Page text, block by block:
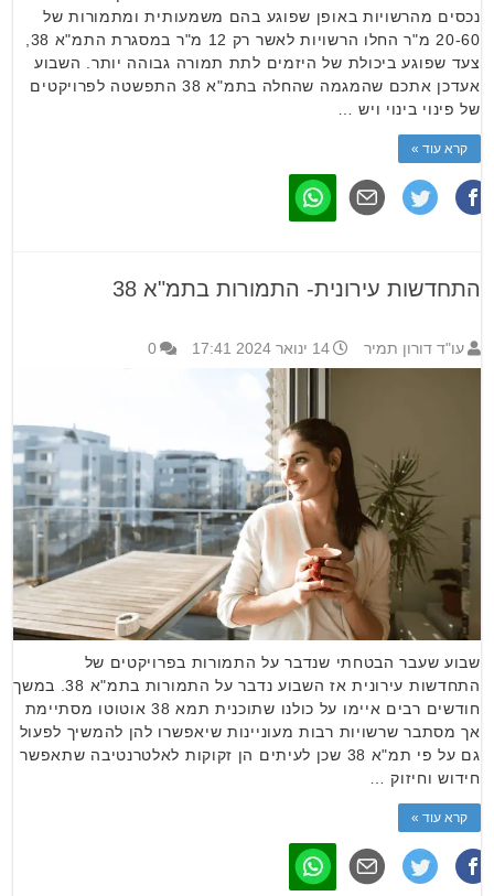
נכסים מהרשויות באופן שפוגע בהם משמעותית ומתמורות של
20-60 מ"ר החלו הרשויות לאשר רק 12 מ"ר במסגרת התמ"א 38,
צעד שפוגע ביכולת של היזמים לתת תמורה גבוהה יותר. השבוע
אעדכן אתכם שהמגמה שהחלה בתמ"א 38 התפשטה לפרויקטים
של פינוי בינוי ויש …
קרא עוד »
התחדשות עירונית- התמורות בתמ"א 38
עו"ד דורון תמיר 14 ינואר 2024 17:41 0
שבוע שעבר הבטחתי שנדבר על התמורות בפרויקטים של
התחדשות עירונית אז השבוע נדבר על התמורות בתמ"א 38. במשך
חודשים רבים איימו על כולנו שתוכנית תמא 38 אוטוטו מסתיימת
אך מסתבר שרשויות רבות מעוניינות שיאפשרו להן להמשיך לפעול
גם על פי תמ"א 38 שכן לעיתים הן זקוקות לאלטרנטיבה שתאפשר
חידוש וחיזוק …
קרא עוד »